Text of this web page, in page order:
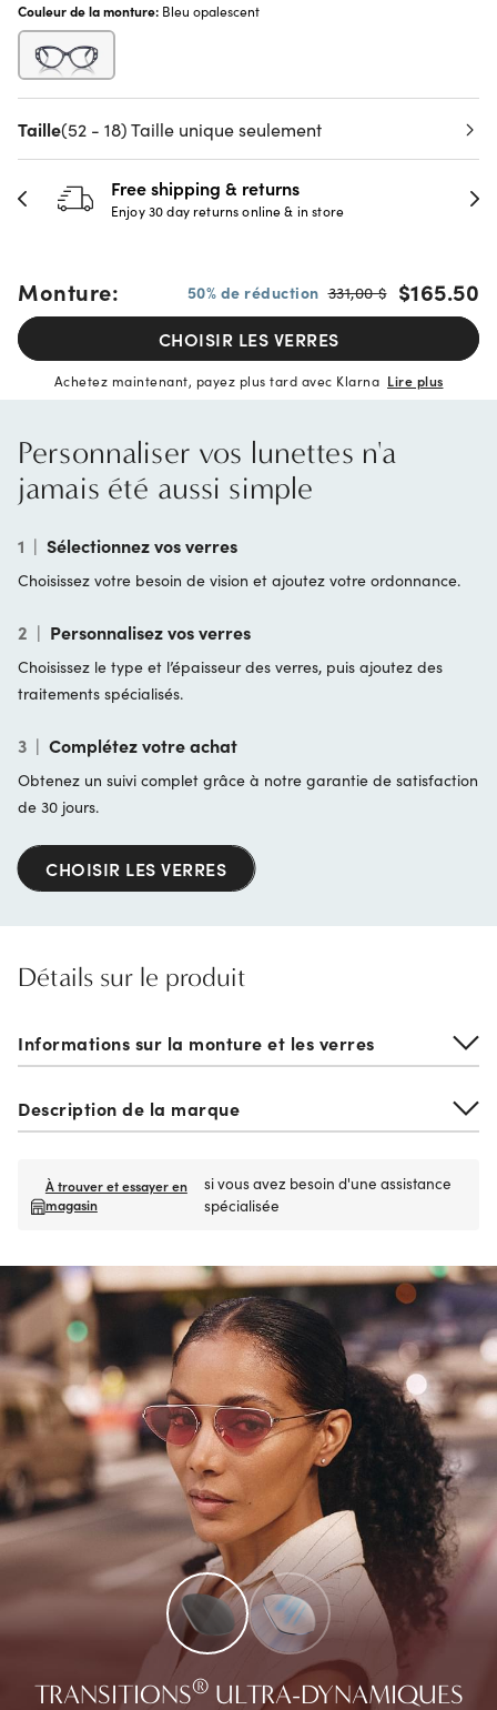
Couleur de la monture: Bleu opalescent
Taille(52 - 18) Taille unique seulement
Free shipping & returns
Enjoy 30 day returns online & in store
Monture: 50% de réduction 331,00 $ $165.50
CHOISIR LES VERRES
Achetez maintenant, payez plus tard avec Klarna Lire plus
Personnaliser vos lunettes n'a
jamais été aussi simple
1 | Sélectionnez vos verres
Choisissez votre besoin de vision et ajoutez votre ordonnance.
2 | Personnalisez vos verres
Choisissez le type et l’épaisseur des verres, puis ajoutez des
traitements spécialisés.
3 | Complétez votre achat
Obtenez un suivi complet grâce à notre garantie de satisfaction
de 30 jours.
CHOISIR LES VERRES
Détails sur le produit
Informations sur la monture et les verres
Description de la marque
À trouver et essayer en
magasin
si vous avez besoin d'une assistance
spécialisée
TRANSITIONS®ULTRA-DYNAMIQUES